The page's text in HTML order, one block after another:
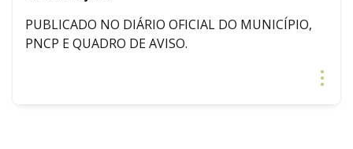
PUBLICADO NO DIÁRIO OFICIAL DO MUNICÍPIO,
PNCP E QUADRO DE AVISO.